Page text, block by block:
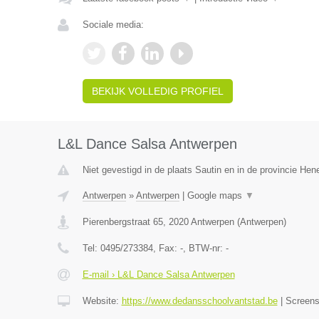
Sociale media:
BEKIJK VOLLEDIG PROFIEL
L&L Dance Salsa Antwerpen
Niet gevestigd in de plaats Sautin en in de provincie
Antwerpen» Antwerpen| Google maps ▼
Pierenbergstraat 65, 2020 Antwerpen(Antwerpen)
Tel: 0495/273384, Fax: -, BTW-nr: -
E-mail › L&L Dance Salsa Antwerpen
Website: https://www.dedansschoolvantstad.be|